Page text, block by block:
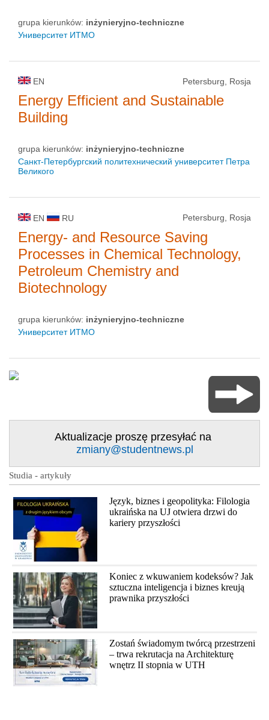
grupa kierunków: inżynieryjno-techniczne
Университет ИТМО
EN Petersburg, Rosja
Energy Efficient and Sustainable
Building
grupa kierunków: inżynieryjno-techniczne
Санкт-Петербургский политехнический университет Петра
Великого
EN RU Petersburg, Rosja
Energy- and Resource Saving
Processes in Chemical Technology,
Petroleum Chemistry and
Biotechnology
grupa kierunków: inżynieryjno-techniczne
Университет ИТМО
Aktualizacje proszę przesyłać na
zmiany@studentnews.pl
Studia - artykuły
Język, biznes i geopolityka: Filologia
ukraińska na UJ otwiera drzwi do
kariery przyszłości
Koniec z wkuwaniem kodeksów? Jak
sztuczna inteligencja i biznes kreują
prawnika przyszłości
Zostań świadomym twórcą przestrzeni
– trwa rekrutacja na Architekturę
wnętrz II stopnia w UTH